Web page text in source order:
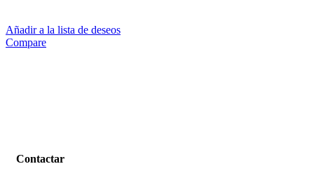
Añadir a la lista de deseos
Compare
Contactar